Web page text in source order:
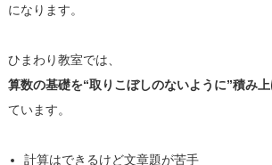
になります。
ひまわり教室では、
算数の基礎を“取りこぼしのないように”積み
ています。
計算はできるけど文章題が苦手